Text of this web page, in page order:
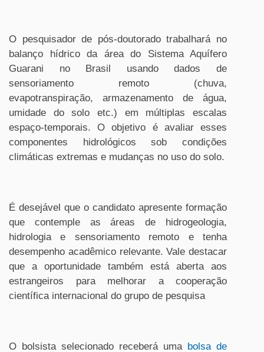
O pesquisador de pós-doutorado trabalhará no
balanço hídrico da área do Sistema Aquífero
Guarani no Brasil usando dados de
sensoriamento remoto (chuva,
evapotranspiração, armazenamento de água,
umidade do solo etc.) em múltiplas escalas
espaço-temporais. O objetivo é avaliar esses
componentes hidrológicos sob condições
climáticas extremas e mudanças no uso do solo.
É desejável que o candidato apresente formação
que contemple as áreas de hidrogeologia,
hidrologia e sensoriamento remoto e tenha
desempenho acadêmico relevante. Vale destacar
que a oportunidade também está aberta aos
estrangeiros para melhorar a cooperação
científica internacional do grupo de pesquisa
O bolsista selecionado receberá uma bolsa de